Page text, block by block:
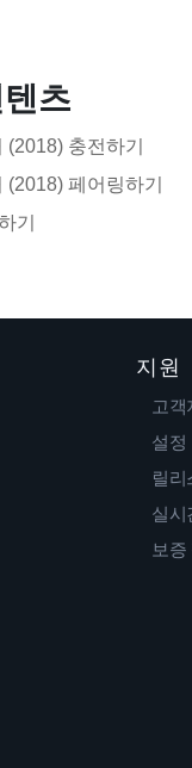
츠
충전하기
페어링하기
기
지원
고객
설
릴리
실시
보증